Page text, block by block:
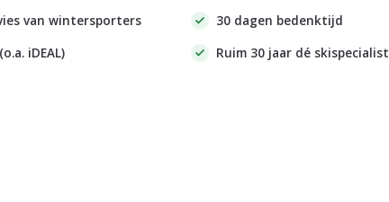
van wintersporters
30 dagen bedenktijd
iDEAL)
Ruim 30 jaar dé skispecialist